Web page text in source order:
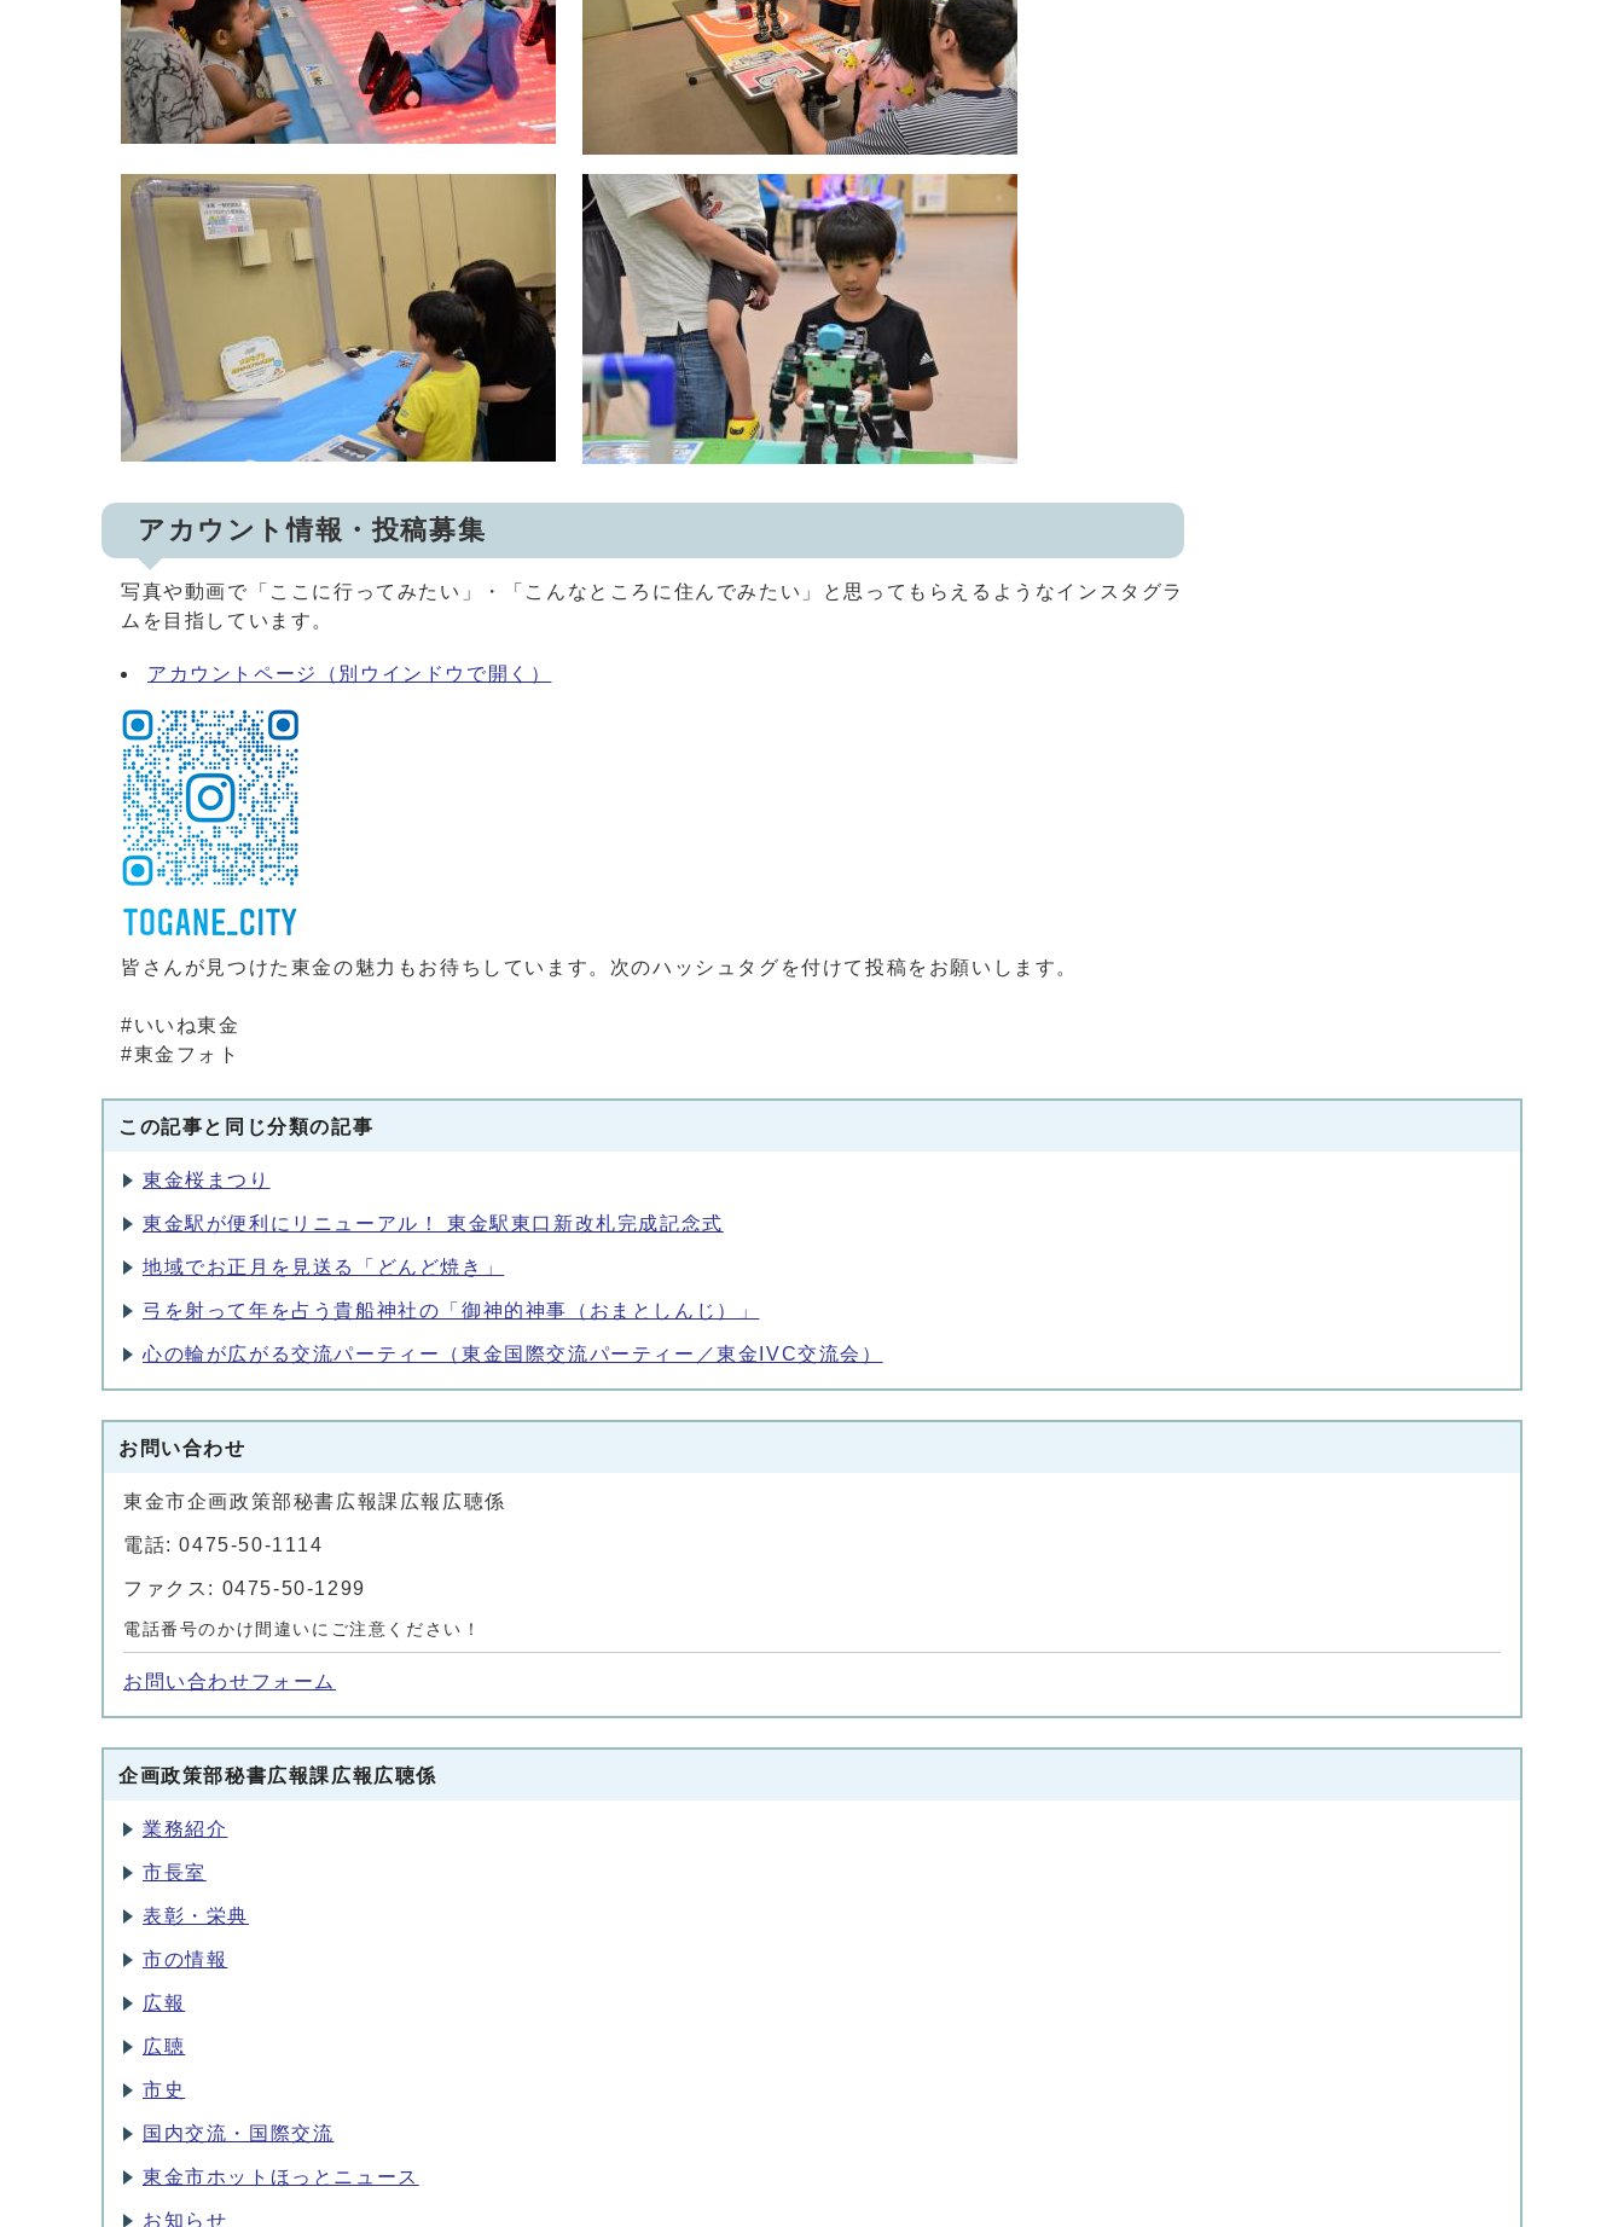
アカウント情報・投稿募集
写真や動画で「ここに行ってみたい」・「こんなところに住んでみたい」と思ってもらえるようなインスタグラ
ムを目指しています。
アカウントページ （別ウインドウで開く）
皆さんが見つけた東金の魅力もお待ちしています。次のハッシュタグを付けて投稿をお願いします。
#いいね東金
#東金フォト
この記事と同じ分類の記事
東金桜まつり
東金駅が便利にリニューアル！ 東金駅東口新改札完成記念式
地域でお正月を見送る「どんど焼き」
弓を射って年を占う貴船神社の「御神的神事（おまとしんじ）」
心の輪が広がる交流パーティー（東金国際交流パーティー／東金IVC交流会）
お問い合わせ
東金市企画政策部秘書広報課広報広聴係
電話: 0475-50-1114
ファクス: 0475-50-1299
電話番号のかけ間違いにご注意ください！
お問い合わせフォーム
企画政策部秘書広報課広報広聴係
業務紹介
市長室
表彰・栄典
市の情報
広報
広聴
市史
国内交流・国際交流
東金市ホットほっとニュース
お知らせ